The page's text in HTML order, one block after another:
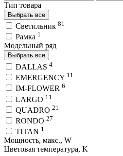
Тип товара
Выбрать все
Светильник 81
Рамка 1
Модельный ряд
Выбрать все
DALLAS 4
EMERGENCY 11
IM-FLOWER 6
LARGO 11
QUADRO 21
RONDO 27
TITAN 1
Мощность, макс., W
Цветовая температура, K